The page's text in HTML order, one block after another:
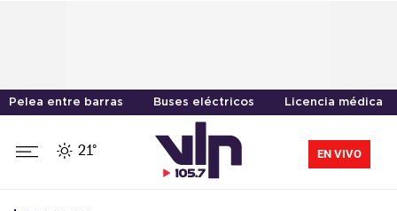
Pelea entre barras Buses eléctricos Licencia médica
21° EN VIVO